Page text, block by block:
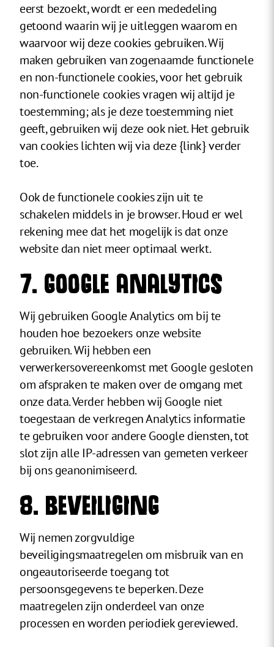
eerst bezoekt, wordt er een mededeling
getoond waarin wij je uitleggen waarom en
waarvoor wij deze cookies gebruiken. Wij
maken gebruiken van zogenaamde functionele
en non-functionele cookies, voor het gebruik
non-functionele cookies vragen wij altijd je
toestemming; als je deze toestemming niet
geeft, gebruiken wij deze ook niet. Het gebruik
van cookies lichten wij via deze {link} verder
toe.
Ook de functionele cookies zijn uit te
schakelen middels in je browser. Houd er wel
rekening mee dat het mogelijk is dat onze
website dan niet meer optimaal werkt.
7. GOOGLE ANALYTICS
Wij gebruiken Google Analytics om bij te
houden hoe bezoekers onze website
gebruiken. Wij hebben een
verwerkersovereenkomst met Google gesloten
om afspraken te maken over de omgang met
onze data. Verder hebben wij Google niet
toegestaan de verkregen Analytics informatie
te gebruiken voor andere Google diensten, tot
slot zijn alle IP-adressen van gemeten verkeer
bij ons geanonimiseerd.
8. BEVEILIGING
Wij nemen zorgvuldige
beveiligingsmaatregelen om misbruik van en
ongeautoriseerde toegang tot
persoonsgegevens te beperken. Deze
maatregelen zijn onderdeel van onze
processen en worden periodiek gereviewed.